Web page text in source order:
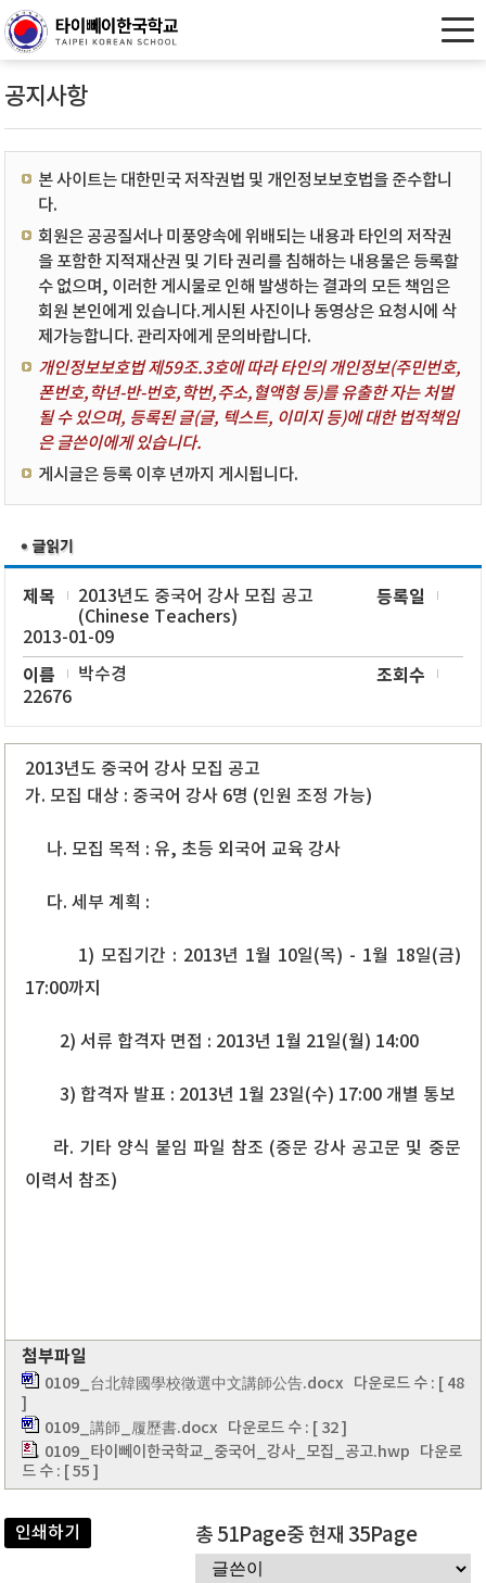
공지사항
본 사이트는 대한민국 저작권법 및 개인정보보호법을 준수합니
다.
회원은 공공질서나 미풍양속에 위배되는 내용과 타인의 저작권
을 포함한 지적재산권 및 기타 권리를 침해하는 내용물은 등록할
수 없으며, 이러한 게시물로 인해 발생하는 결과의 모든 책임은
회원 본인에게 있습니다.게시된 사진이나 동영상은 요청시에 삭
제가능합니다. 관리자에게 문의바랍니다.
개인정보보호법 제59조.3호에 따라 타인의 개인정보(주민번호,
폰번호,학년-반-번호,학번,주소,혈액형 등)를 유출한 자는 처벌
될 수 있으며, 등록된 글(글, 텍스트, 이미지 등)에 대한 법적책임
은 글쓴이에게 있습니다.
게시글은 등록 이후 년까지 게시됩니다.
제목
2013년도 중국어 강사 모집 공고
(Chinese Teachers)
등록일
2013-01-09
이름 박수경 조회수
22676
2013년도 중국어 강사 모집 공고
가. 모집 대상 : 중국어 강사 6명 (인원 조정 가능)
나. 모집 목적 : 유, 초등 외국어 교육 강사
다. 세부 계획 :
1) 모집기간 : 2013년 1월 10일(목) - 1월 18일(금)
17:00까지
2) 서류 합격자 면접 : 2013년 1월 21일(월) 14:00
3) 합격자 발표 : 2013년 1월 23일(수) 17:00 개별 통보
라. 기타 양식 붙임 파일 참조 (중문 강사 공고문 및 중문
이력서 참조)
첨부파일
0109_台北韓國學校徵選中文講師公告.docx 다운로드 수 : [ 48
]
0109_講師_履歷書.docx 다운로드 수 : [ 32 ]
0109_타이뻬이한국학교_중국어_강사_모집_공고.hwp 다운로
드 수 : [ 55 ]
인쇄하기 총 51Page중 현재 35Page